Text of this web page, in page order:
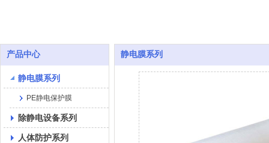
产品中心
静电膜系列
PE静电保护膜
除静电设备系列
人体防护系列
静电膜系列